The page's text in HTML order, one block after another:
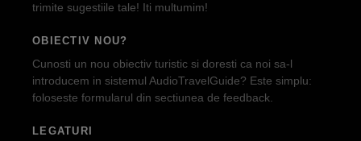
trimite sugestiile tale! Iti multumim!
OBIECTIV NOU?
Cunosti un nou obiectiv turistic si doresti ca noi sa-l
introducem in sistemul AudioTravelGuide? Este simplu:
foloseste formularul din sectiunea de feedback.
LEGATURI